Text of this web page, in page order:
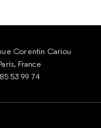
Corentin Cariou
France
53 99 74